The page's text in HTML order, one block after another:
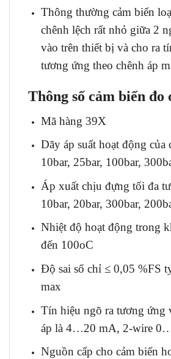
Thông thường cảm biến
chênh lệch rất nhỏ giữa 2
vào trên thiết bị và cho ra
tương ứng theo chênh áp
Thông số cảm biến đo
Mã hàng 39X
Dãy áp suất hoạt động của
10bar, 25bar, 100bar,
Áp xuất chịu đựng tối đa
10bar, 20bar, 300bar,
Nhiệt độ hoạt động trong
đến 100oC
Độ sai số chỉ ≤ 0,05 %FS
max
Tín hiệu ngõ ra tương ứng
áp là 4…20 mA, 2-wire
Nguồn cấp cho cảm biến